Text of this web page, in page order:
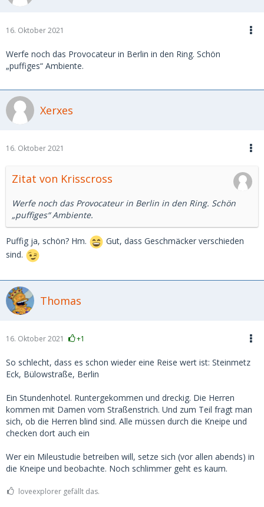
16. Oktober 2021
Werfe noch das Provocateur in Berlin in den Ring. Schön
„puffiges“ Ambiente.
Xerxes
16. Oktober 2021
Zitat von Krisscross
Werfe noch das Provocateur in Berlin in den Ring. Schön
„puffiges“ Ambiente.
Puffig ja, schön? Hm.
Gut, dass Geschmäcker verschieden
sind.
Thomas
16. Oktober 2021 +1
So schlecht, dass es schon wieder eine Reise wert ist: Steinmetz
Eck, Bülowstraße, Berlin
Ein Stundenhotel. Runtergekommen und dreckig. Die Herren
kommen mit Damen vom Straßenstrich. Und zum Teil fragt man
sich, ob die Herren blind sind. Alle müssen durch die Kneipe und
checken dort auch ein
Wer ein Mileustudie betreiben will, setze sich (vor allen abends) in
die Kneipe und beobachte. Noch schlimmer geht es kaum.
loveexplorer gefällt das.